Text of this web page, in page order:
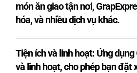
món ăn giao tận nơi,
hóa, và nhiều dịch vụ khác.
Tiện ích và linh hoạt: Ứng
và linh hoạt, cho phép bạn đặt